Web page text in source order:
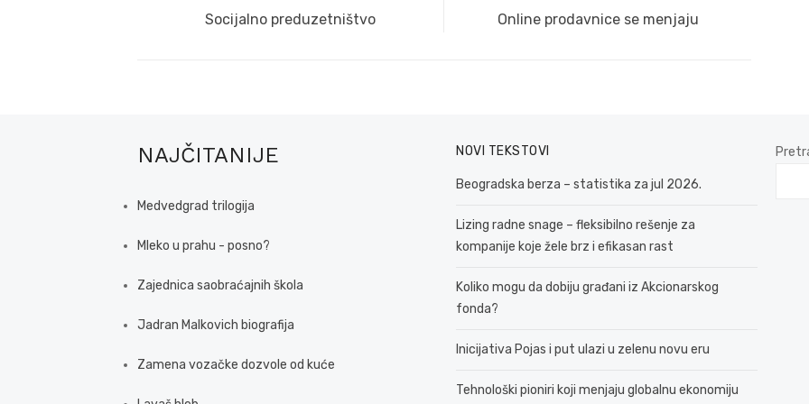
navigation
Previous
Socijalno preduzetništvo
Next
Online prodavnice se menjaju
NAJČITANIJE
Medvedgrad trilogija
Mleko u prahu - posno?
Zajednica saobraćajnih škola
Jadran Malkovich biografija
Zamena vozačke dozvole od kuće
NOVI TEKSTOVI
Beogradska berza – statistika za jul 2026.
Lizing radne snage – fleksibilno rešenje za
kompanije koje žele brz i efikasan rast
Koliko mogu da dobiju građani iz Akcionarskog
fonda?
Inicijativa Pojas i put ulazi u zelenu novu eru
Tehnološki pioniri koji menjaju globalnu ekonomiju